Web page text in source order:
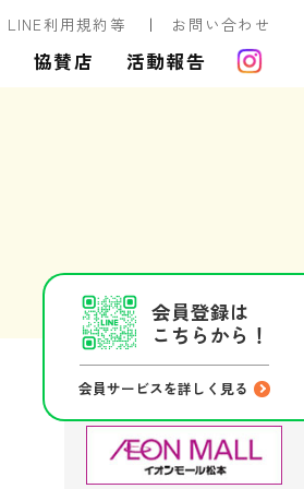
LINE利用規約等 お問い合わせ
協賛店 活動報告
会員登録は
こちらから！
会員サービスを詳しく見る